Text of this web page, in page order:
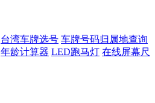
台湾车牌选号 车牌号码归属地查询
年龄计算器 LED跑马灯 在线屏幕尺